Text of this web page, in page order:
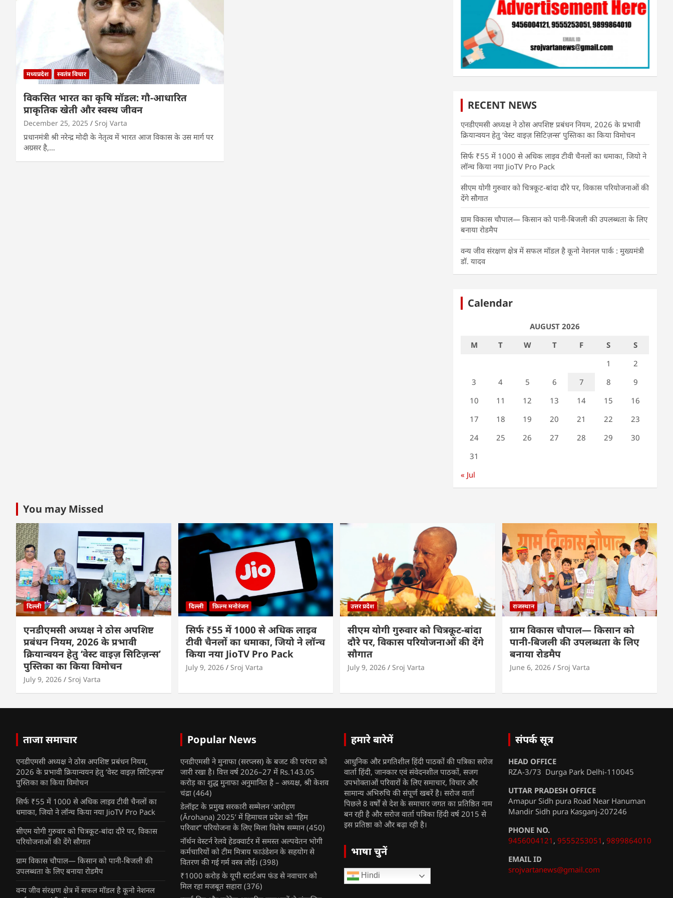
मध्यप्रदेश स्वतंत्र विचार
विकसित भारत का कृषि मॉडल: गौ-आधारित
प्राकृतिक खेती और स्वस्थ जीवन
December 25, 2025 Sroj Varta
प्रधानमंत्री श्री नरेन्द्र मोदी के नेतृत्व में भारत आज विकास के उस मार्ग पर
अग्रसर है,…
RECENT NEWS
एनडीएमसी अध्यक्ष ने ठोस अपशिष्ट प्रबंधन नियम, 2026 के प्रभावी
क्रियान्वयन हेतु ‘वेस्ट वाइज़ सिटिज़न्स’ पुस्तिका का किया विमोचन
सिर्फ ₹55 में 1000 से अधिक लाइव टीवी चैनलों का धमाका, जियो ने
लॉन्च किया नया JioTV Pro Pack
सीएम योगी गुरुवार को चित्रकूट-बांदा दौरे पर, विकास परियोजनाओं की
देंगे सौगात
ग्राम विकास चौपाल— किसान को पानी-बिजली की उपलब्धता के लिए
बनाया रोडमैप
वन्य जीव संरक्षण क्षेत्र में सफल मॉडल है कूनो नेशनल पार्क : मुख्यमंत्री
डॉ. यादव
Calendar
AUGUST 2026
M
T W T F S
S
1
2
3
4 5 6 7 8
9
10
11 12 13 14 15
16
17
18 19 20 21 22
23
24
25 26 27 28 29
30
31
« Jul
You may Missed
दिल्ली
एनडीएमसी अध्यक्ष ने ठोस अपशिष्ट
प्रबंधन नियम, 2026 के प्रभावी
क्रियान्वयन हेतु ‘वेस्ट वाइज़ सिटिज़न्स’
पुस्तिका का किया विमोचन
July 9, 2026 Sroj Varta
दिल्ली फ़िल्म मनोरंजन
सिर्फ ₹55 में 1000 से अधिक लाइव
टीवी चैनलों का धमाका, जियो ने लॉन्च
किया नया JioTV Pro Pack
July 9, 2026 Sroj Varta
उत्तर प्रदेश
सीएम योगी गुरुवार को चित्रकूट-बांदा
दौरे पर, विकास परियोजनाओं की देंगे
सौगात
July 9, 2026 Sroj Varta
राजस्थान
ग्राम विकास चौपाल— किसान को
पानी-बिजली की उपलब्धता के लिए
बनाया रोडमैप
June 6, 2026 Sroj Varta
ताजा समाचार
एनडीएमसी अध्यक्ष ने ठोस अपशिष्ट प्रबंधन नियम,
2026 के प्रभावी क्रियान्वयन हेतु ‘वेस्ट वाइज़ सिटिज़न्स’
पुस्तिका का किया विमोचन
सिर्फ ₹55 में 1000 से अधिक लाइव टीवी चैनलों का
धमाका, जियो ने लॉन्च किया नया JioTV Pro Pack
सीएम योगी गुरुवार को चित्रकूट-बांदा दौरे पर, विकास
परियोजनाओं की देंगे सौगात
ग्राम विकास चौपाल— किसान को पानी-बिजली की
उपलब्धता के लिए बनाया रोडमैप
वन्य जीव संरक्षण क्षेत्र में सफल मॉडल है कूनो नेशनल
Popular News
एनडीएमसी ने मुनाफा (सरप्लस) के बजट की परंपरा को
जारी रखा है। वित्त वर्ष 2026–27 में Rs.143.05
करोड़ का शुद्ध मुनाफा अनुमानित है – अध्यक्ष, श्री केशव
चंद्रा (464)
डेलॉइट के प्रमुख सरकारी सम्मेलन ‘आरोहण
(Ārohaṇa) 2025’ में हिमाचल प्रदेश को “हिम
परिवार” परियोजना के लिए मिला विशेष सम्मान (450)
नॉर्थन वेस्टर्न रेलवे हेडक्वार्टर में समस्त अल्पवेतन भोगी
कर्मचारियों को टीम मित्राय फाउंडेशन के सहयोग से
वितरण की गई गर्म वस्त्र लोई। (398)
₹1000 करोड़ के यूपी स्टार्टअप फंड से नवाचार को
मिल रहा मजबूत सहारा (376)
हमारे बारेमें
आधुनिक और प्रगतिशील हिंदी पाठकों की पत्रिका सरोज
वार्ता हिंदी, जानकार एवं संवेदनशील पाठकों, सजग
उपभोक्ताओं परिवारों के लिए समाचार, विचार और
सामान्य अभिरुचि की संपूर्ण खबरें है। सरोज वार्ता
पिछले 8 वर्षों से देश के समाचार जगत का प्रतिष्ठित नाम
बन रही है और सरोज वार्ता पत्रिका हिंदी वर्ष 2015 से
इस प्रतिष्ठा को और बढ़ा रही है।
भाषा चुनें
Hindi
संपर्क सूत्र
HEAD OFFICE
RZA-3/73 Durga Park Delhi-110045
UTTAR PRADESH OFFICE
Amapur Sidh pura Road Near Hanuman
Mandir Sidh pura Kasganj-207246
PHONE NO.
9456004121 , 9555253051 , 9899864010
EMAIL ID
srojvartanews@gmail.com